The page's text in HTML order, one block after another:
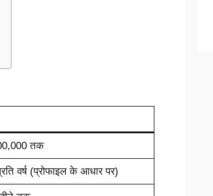
तक
वर्ष (प्रोफाइल के आधार पर)